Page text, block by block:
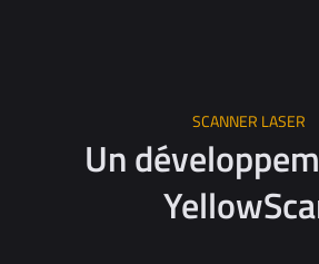
SCANNER LASER
Un